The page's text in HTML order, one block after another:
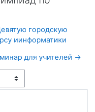
городскую
иинформатики
для учителей →